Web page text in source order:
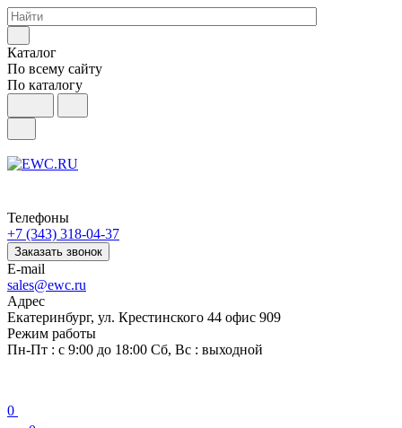
Каталог
По всему сайту
По каталогу
Телефоны
+7 (343) 318-04-37
Заказать звонок
E-mail
sales@ewc.ru
Адрес
Екатеринбург, ул. Крестинского 44 офис 909
Режим работы
Пн-Пт : с 9:00 до 18:00 Сб, Вс : выходной
0